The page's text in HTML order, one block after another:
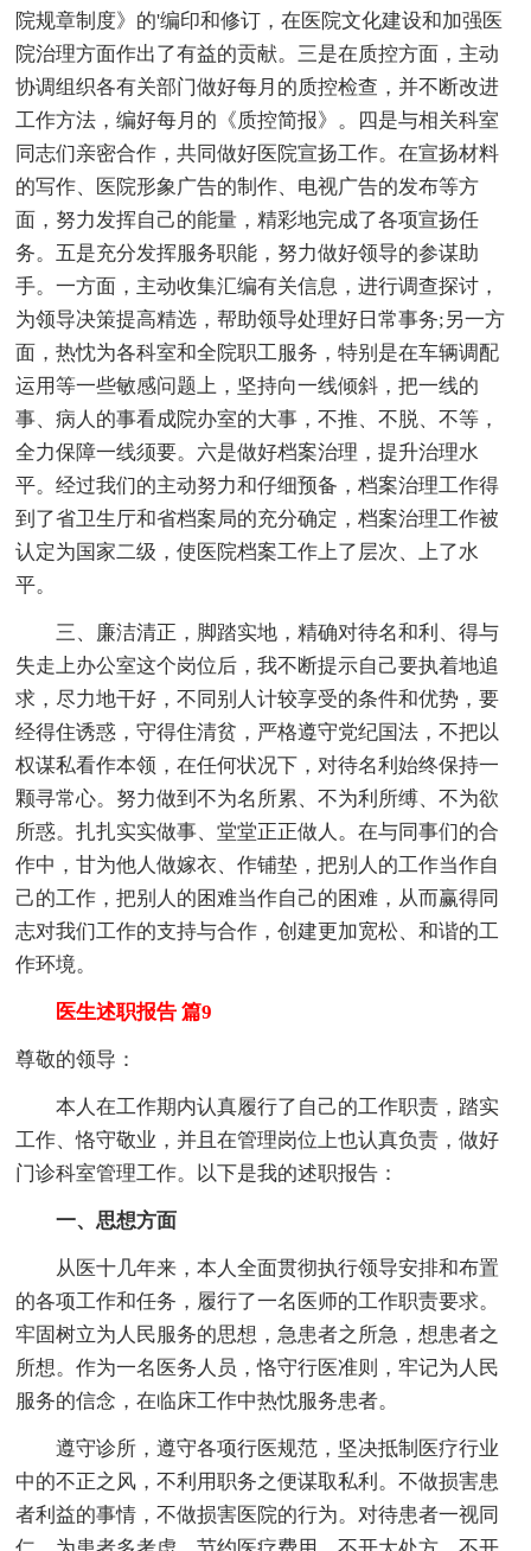
院规章制度》的'编印和修订，在医院文化建设和加强医
院治理方面作出了有益的贡献。三是在质控方面，主动
协调组织各有关部门做好每月的质控检查，并不断改进
工作方法，编好每月的《质控简报》。四是与相关科室
同志们亲密合作，共同做好医院宣扬工作。在宣扬材料
的写作、医院形象广告的制作、电视广告的发布等方
面，努力发挥自己的能量，精彩地完成了各项宣扬任
务。五是充分发挥服务职能，努力做好领导的参谋助
手。一方面，主动收集汇编有关信息，进行调查探讨，
为领导决策提高精选，帮助领导处理好日常事务;另一方
面，热忱为各科室和全院职工服务，特别是在车辆调配
运用等一些敏感问题上，坚持向一线倾斜，把一线的
事、病人的事看成院办室的大事，不推、不脱、不等，
全力保障一线须要。六是做好档案治理，提升治理水
平。经过我们的主动努力和仔细预备，档案治理工作得
到了省卫生厅和省档案局的充分确定，档案治理工作被
认定为国家二级，使医院档案工作上了层次、上了水
平。
三、廉洁清正，脚踏实地，精确对待名和利、得与
失走上办公室这个岗位后，我不断提示自己要执着地追
求，尽力地干好，不同别人计较享受的条件和优势，要
经得住诱惑，守得住清贫，严格遵守党纪国法，不把以
权谋私看作本领，在任何状况下，对待名利始终保持一
颗寻常心。努力做到不为名所累、不为利所缚、不为欲
所惑。扎扎实实做事、堂堂正正做人。在与同事们的合
作中，甘为他人做嫁衣、作铺垫，把别人的工作当作自
己的工作，把别人的困难当作自己的困难，从而赢得同
志对我们工作的支持与合作，创建更加宽松、和谐的工
作环境。
医生述职报告 篇9
尊敬的领导：
本人在工作期内认真履行了自己的工作职责，踏实
工作、恪守敬业，并且在管理岗位上也认真负责，做好
门诊科室管理工作。以下是我的述职报告：
一、思想方面
从医十几年来，本人全面贯彻执行领导安排和布置
的各项工作和任务，履行了一名医师的工作职责要求。
牢固树立为人民服务的思想，急患者之所急，想患者之
所想。作为一名医务人员，恪守行医准则，牢记为人民
服务的信念，在临床工作中热忱服务患者。
遵守诊所，遵守各项行医规范，坚决抵制医疗行业
中的不正之风，不利用职务之便谋取私利。不做损害患
者利益的事情，不做损害医院的行为。对待患者一视同